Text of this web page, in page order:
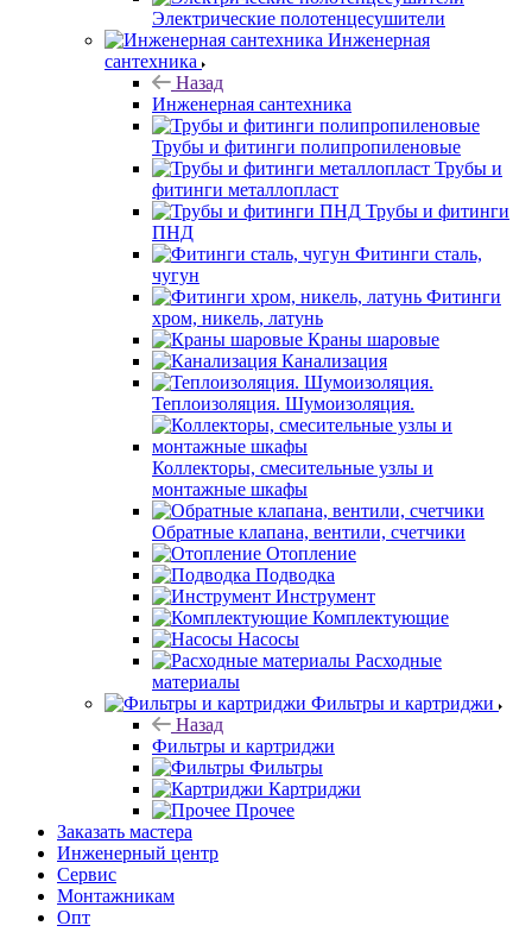
Электрические полотенцесушители
Инженерная
сантехника
Назад
Инженерная сантехника
Трубы и фитинги полипропиленовые
Трубы и
фитинги металлопласт
Трубы и фитинги
ПНД
Фитинги сталь,
чугун
Фитинги
хром, никель, латунь
Краны шаровые
Канализация
Теплоизоляция. Шумоизоляция.
Коллекторы, смесительные узлы и
монтажные шкафы
Обратные клапана, вентили, счетчики
Отопление
Подводка
Инструмент
Комплектующие
Насосы
Расходные
материалы
Фильтры и картриджи
Назад
Фильтры и картриджи
Фильтры
Картриджи
Прочее
Заказать мастера
Инженерный центр
Сервис
Монтажникам
Опт